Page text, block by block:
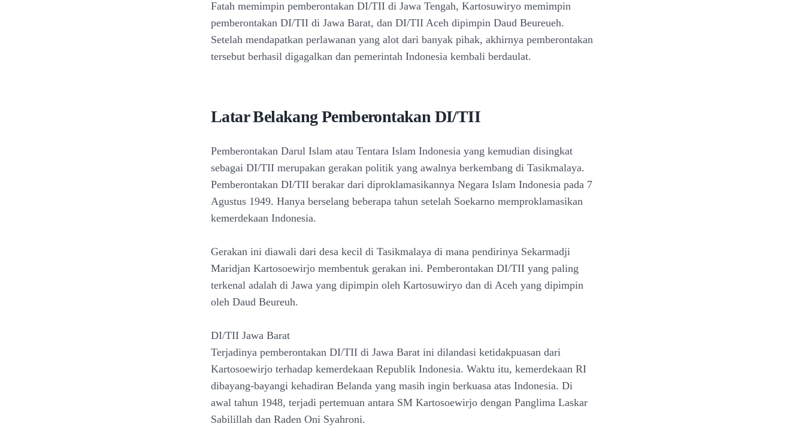
Fatah memimpin pemberontakan DI/TII di Jawa Tengah, Kartosuwiryo memimpin
pemberontakan DI/TII di Jawa Barat, dan DI/TII Aceh dipimpin Daud Beureueh.
Setelah mendapatkan perlawanan yang alot dari banyak pihak, akhirnya pemberontakan
tersebut berhasil digagalkan dan pemerintah Indonesia kembali berdaulat.
Latar Belakang Pemberontakan DI/TII
Pemberontakan Darul Islam atau Tentara Islam Indonesia yang kemudian disingkat
sebagai DI/TII merupakan gerakan politik yang awalnya berkembang di Tasikmalaya.
Pemberontakan DI/TII berakar dari diproklamasikannya Negara Islam Indonesia pada 7
Agustus 1949. Hanya berselang beberapa tahun setelah Soekarno memproklamasikan
kemerdekaan Indonesia.
Gerakan ini diawali dari desa kecil di Tasikmalaya di mana pendirinya Sekarmadji
Maridjan Kartosoewirjo membentuk gerakan ini. Pemberontakan DI/TII yang paling
terkenal adalah di Jawa yang dipimpin oleh Kartosuwiryo dan di Aceh yang dipimpin
oleh Daud Beureuh.
DI/TII Jawa Barat
Terjadinya pemberontakan DI/TII di Jawa Barat ini dilandasi ketidakpuasan dari
Kartosoewirjo terhadap kemerdekaan Republik Indonesia. Waktu itu, kemerdekaan RI
dibayang-bayangi kehadiran Belanda yang masih ingin berkuasa atas Indonesia. Di
awal tahun 1948, terjadi pertemuan antara SM Kartosoewirjo dengan Panglima Laskar
Sabilillah dan Raden Oni Syahroni.